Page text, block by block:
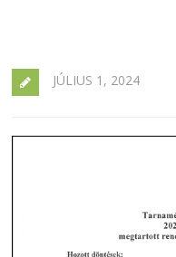
JÚLIUS 1, 2024